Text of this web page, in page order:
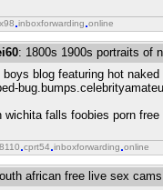
inboxforwarding online
: 1800s 1900s portraits of
blog featuring hot naked
wichita falls foobies porn
cprt54 inboxforwarding online
african free live sex